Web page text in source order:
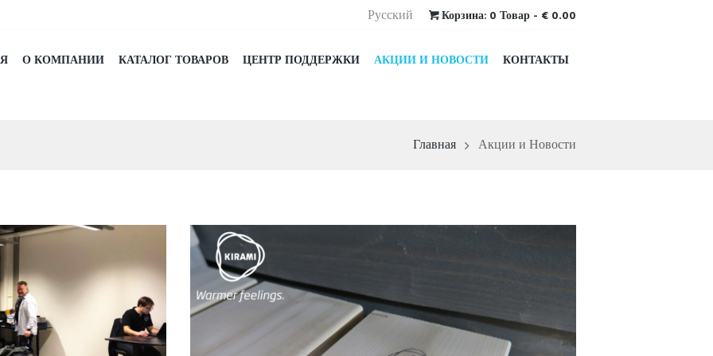
Русский Корзина: 0 Товар - € 0.00
О КОМПАНИИ КАТАЛОГ ТОВАРОВ ЦЕНТР ПОДДЕРЖКИ АКЦИИ И НОВОСТИ КОНТАКТЫ
Главная Акции и Новости